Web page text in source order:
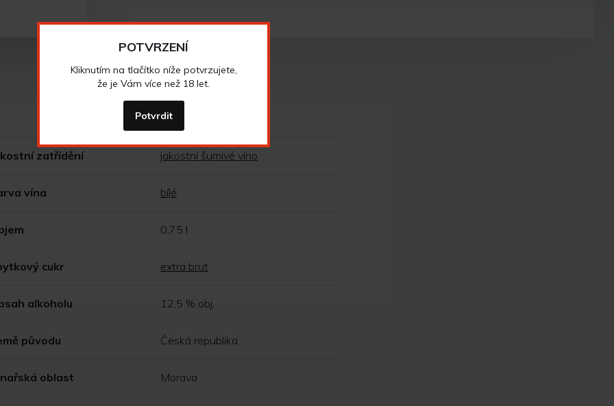
Vlastnosti vína
zatřídění jakostní šumivé víno
vína bílé
0,75 l
cukr extra brut
alkoholu 12,5 % obj.
původu Česká republika
oblast Morava
POTVRZENÍ
Kliknutím na tlačítko níže potvrzujete,
že je Vám více než 18 let.
Potvrdit